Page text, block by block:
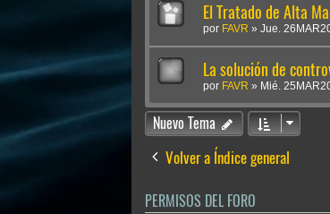
El Tratado de Alta
por FAVR » Jue.
La solución de
por FAVR » Mié.
Nuevo Tema
Volver a Índice general
PERMISOS DEL FORO